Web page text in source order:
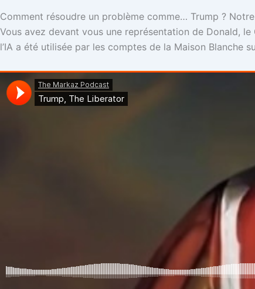
Comment résoudre un problème comme… Trump ?
Vous avez devant vous une représentation de Donald,
l’IA a été utilisée par les comptes de la Maison Blanche